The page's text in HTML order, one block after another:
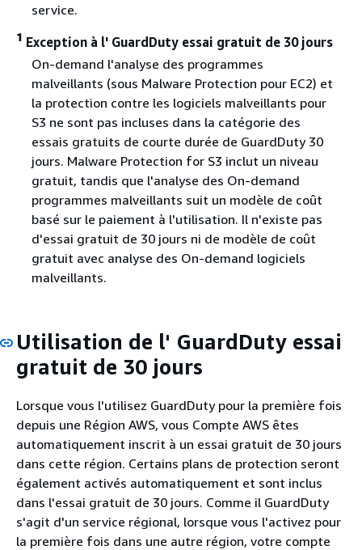
service.
1 Exception à l' GuardDuty essai gratuit de 30 jours
On-demand l'analyse des programmes
malveillants (sous Malware Protection pour EC2) et
la protection contre les logiciels malveillants pour
S3 ne sont pas incluses dans la catégorie des
essais gratuits de courte durée de GuardDuty 30
jours. Malware Protection for S3 inclut un niveau
gratuit, tandis que l'analyse des On-demand
programmes malveillants suit un modèle de coût
basé sur le paiement à l'utilisation. Il n'existe pas
d'essai gratuit de 30 jours ni de modèle de coût
gratuit avec analyse des On-demand logiciels
malveillants.
Utilisation de l' GuardDuty essai
gratuit de 30 jours
Lorsque vous l'utilisez GuardDuty pour la première fois
depuis une Région AWS, vous Compte AWS êtes
automatiquement inscrit à un essai gratuit de 30 jours
dans cette région. Certains plans de protection seront
également activés automatiquement et sont inclus
dans l'essai gratuit de 30 jours. Comme il GuardDuty
s'agit d'un service régional, lorsque vous l'activez pour
la première fois dans une autre région, votre compte